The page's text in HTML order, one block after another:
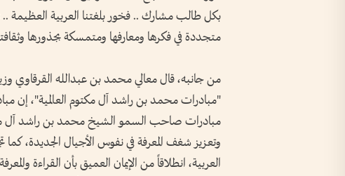
بكل طالب مشارك .. فخور بلغتنا العربية العظيمة ..
متجددة في فكرها ومعارفها ومتمسكة بجذورها
من جانبه، قال معالي محمد بن عبدالله القرقاوي
"مبادرات محمد بن راشد آل مكتوم العالمية"، إن
مبادرات صاحب السمو الشيخ محمد بن راشد آل
وتعزيز شغف المعرفة في نفوس الأجيال الجديدة،
العربية، انطلاقاً من الإيمان العميق بأن القراءة